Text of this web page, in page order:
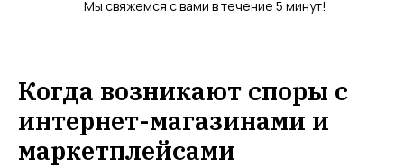
Мы свяжемся с вами в течение 5 минут!
Когда возникают споры с
интернет-магазинами и
маркетплейсами